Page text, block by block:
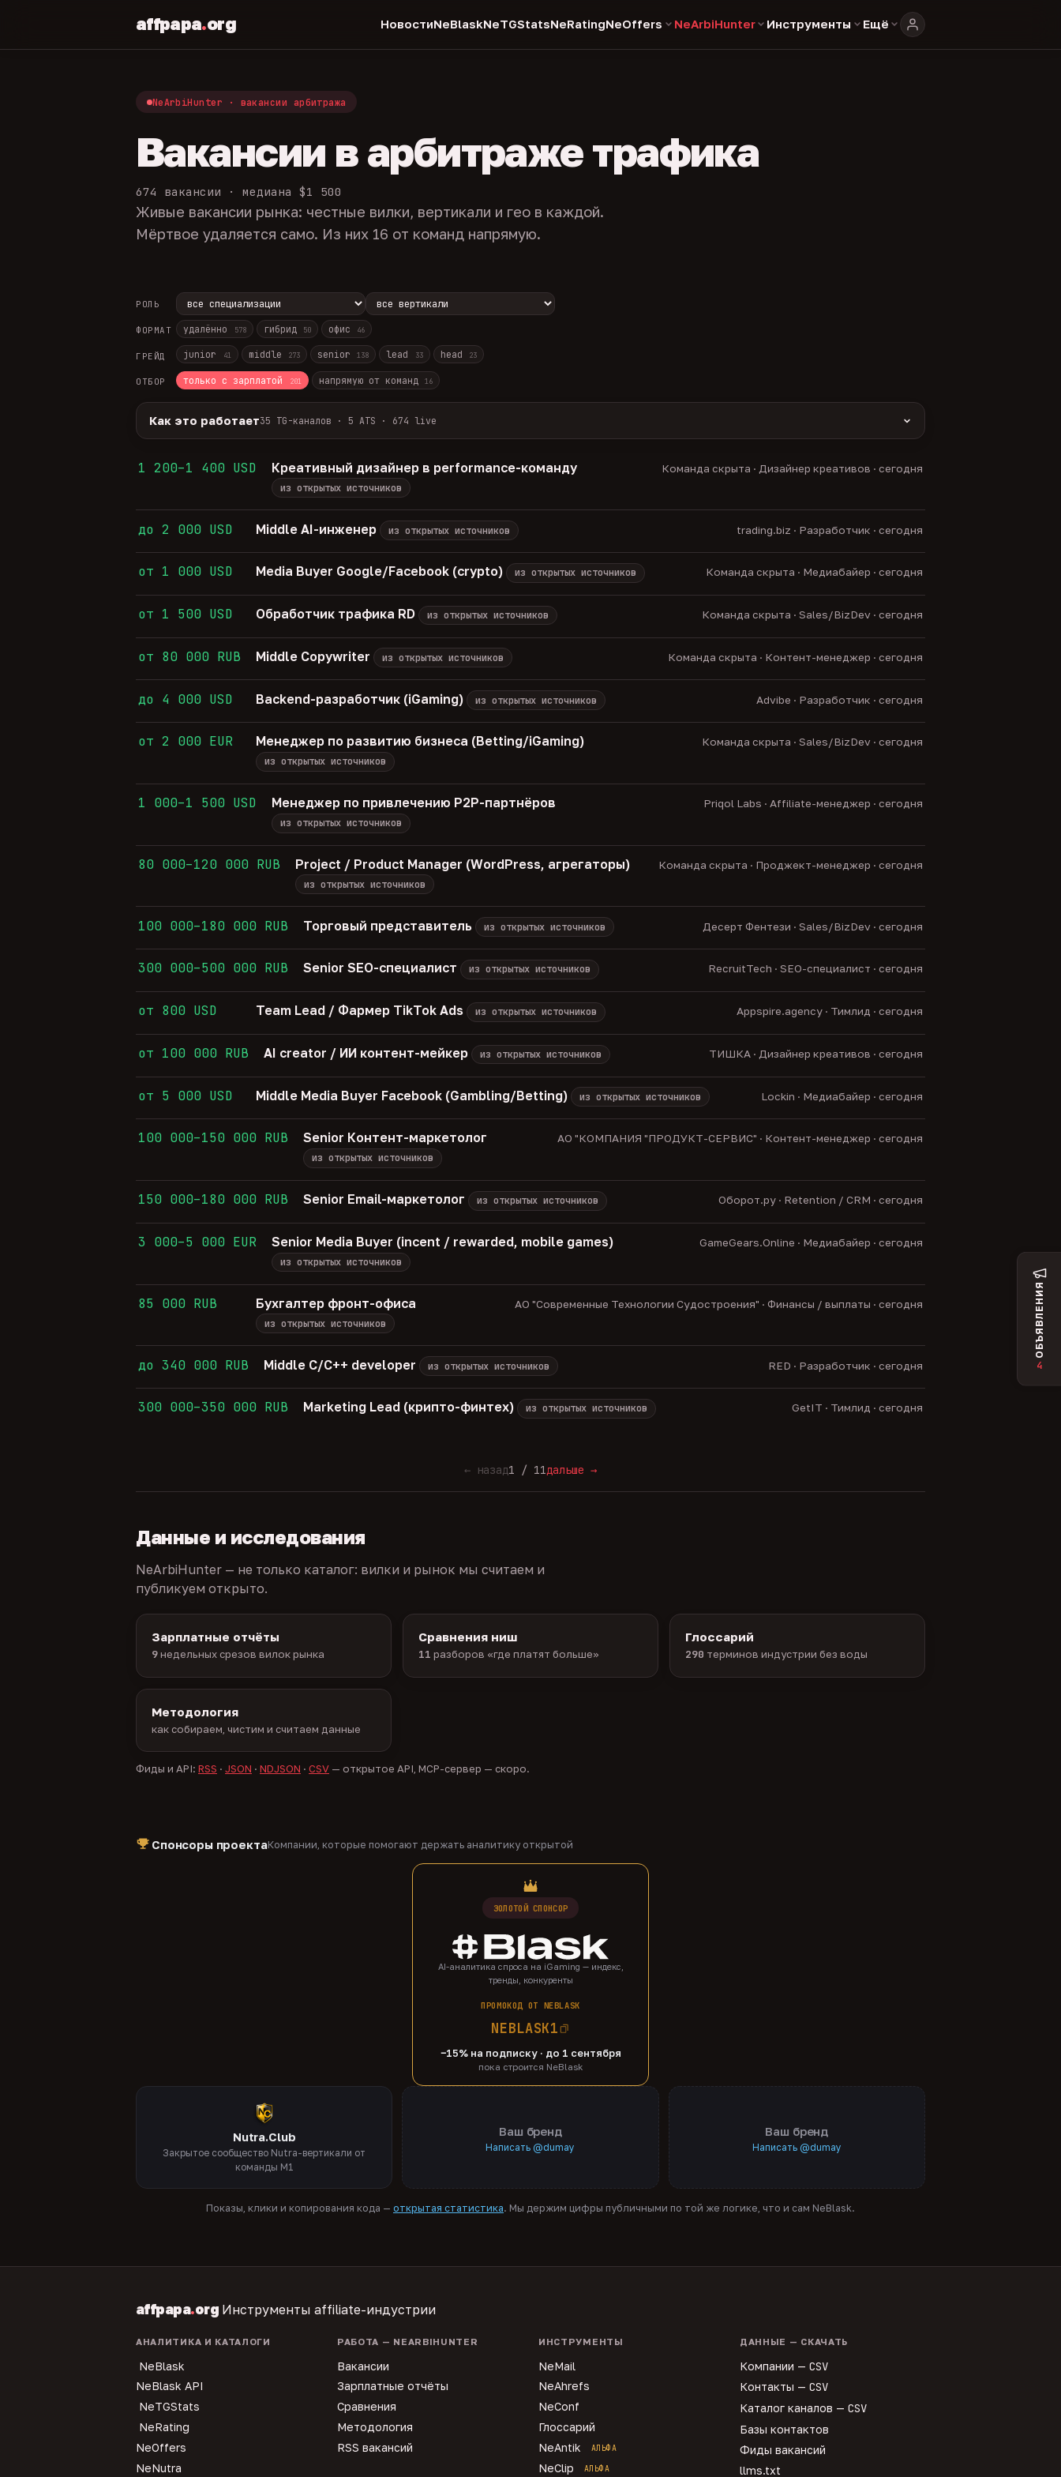
affpapa.org НовостиNeBlaskNeTGStatsNeRatingNeOffers NeArbiHunter Инструменты Ещё
NeArbiHunter · вакансии арбитража
Вакансии в арбитраже трафика
674 вакансии · медиана $1 500
Живые вакансии рынка: честные вилки, вертикали и гео в каждой.
Мёртвое удаляется само. Из них 16 от команд напрямую.
РОЛЬ
ФОРМАТ удалённо 578 гибрид 50 офис 46
ГРЕЙД junior 41 middle 273 senior 138 lead 33 head 23
ОТБОР только с зарплатой 201 напрямую от команд 16
Как это работает35 TG-каналов · 5 ATS · 674 live
Разбор:нейронка разбирает сырец каждые 30 минут — роль, вертикаль, формат, вилка, грейд.
без предоплат и взносов, без обещаний гарантированного дохода, без увода в сторонние боты.
протухшее удаляется автоматически через 30 дней.
ATS-площадок · вакансии live —методология
1 200–1 400 USD Креативный дизайнер в performance-команду
из открытых источников
Команда скрыта · Дизайнер креативов · сегодня
до 2 000 USD Middle AI-инженер из открытых источников trading.biz · Разработчик · сегодня
от 1 000 USD Media Buyer Google/Facebook (crypto) из открытых источников Команда скрыта · Медиабайер · сегодня
от 1 500 USD Обработчик трафика RD из открытых источников Команда скрыта · Sales/BizDev · сегодня
от 80 000 RUB Middle Copywriter из открытых источников Команда скрыта · Контент-менеджер · сегодня
до 4 000 USD Backend-разработчик (iGaming) из открытых источников Advibe · Разработчик · сегодня
от 2 000 EUR Менеджер по развитию бизнеса (Betting/iGaming)
из открытых источников
Команда скрыта · Sales/BizDev · сегодня
1 000–1 500 USD Менеджер по привлечению P2P-партнёров
из открытых источников
Priqol Labs · Affiliate-менеджер · сегодня
80 000–120 000 RUB Project / Product Manager (WordPress, агрегаторы)
из открытых источников
Команда скрыта · Проджект-менеджер · сегодня
100 000–180 000 RUB Торговый представитель из открытых источников Десерт Фентези · Sales/BizDev · сегодня
300 000–500 000 RUB Senior SEO-специалист из открытых источников RecruitTech · SEO-специалист · сегодня
от 800 USD Team Lead / Фармер TikTok Ads из открытых источников Appspire.agency · Тимлид · сегодня
от 100 000 RUB AI creator / ИИ контент-мейкер из открытых источников ТИШКА · Дизайнер креативов · сегодня
от 5 000 USD Middle Media Buyer Facebook (Gambling/Betting) из открытых источников Lockin · Медиабайер · сегодня
100 000–150 000 RUB Senior Контент-маркетолог
из открытых источников
АО "КОМПАНИЯ "ПРОДУКТ-СЕРВИС" · Контент-менеджер · сегодня
150 000–180 000 RUB Senior Email-маркетолог из открытых источников Оборот.ру · Retention / CRM · сегодня
3 000–5 000 EUR Senior Media Buyer (incent / rewarded, mobile games)
из открытых источников
GameGears.Online · Медиабайер · сегодня
85 000 RUB Бухгалтер фронт-офиса
из открытых источников
АО "Современные Технологии Судостроения" · Финансы / выплаты · сегодня
до 340 000 RUB Middle C/C++ developer из открытых источников RED · Разработчик · сегодня
300 000–350 000 RUB Marketing Lead (крипто-финтех) из открытых источников GetIT · Тимлид · сегодня
← назад1 / 11дальше →
Данные и исследования
NeArbiHunter — не только каталог: вилки и рынок мы считаем и
публикуем открыто.
Зарплатные отчёты
9недельных срезов вилок рынка
Сравнения ниш
11 разборов «где платят больше»
Глоссарий
290 терминов индустрии без воды
Методология
как собираем, чистим и считаем данные
Фиды и API: RSS · JSON · NDJSON · CSV — открытое API, MCP-сервер — скоро.
ОБЪЯВЛЕНИЯ
4
Спонсоры проектаКомпании, которые помогают держать аналитику открытой
ЗОЛОТОЙ СПОНСОР
AI-аналитика спроса на iGaming — индекс,
тренды, конкуренты
ПРОМОКОД ОТ NEBLASK
NEBLASK1
−15% на подписку · до 1 сентября
пока строится NeBlask
Nutra.Club
Закрытое сообщество Nutra-вертикали от
команды M1
Ваш бренд
Написать @dumay
Ваш бренд
Написать @dumay
Показы, клики и копирования кода — открытая статистика. Мы держим цифры публичными по той же логике, что и сам NeBlask.
affpapa.org Инструменты affiliate-индустрии
АНАЛИТИКА И КАТАЛОГИ
NeBlask
NeBlask API
NeTGStats
NeRating
NeOffers
NeNutra
РАБОТА — NEARBIHUNTER
Вакансии
Зарплатные отчёты
Сравнения
Методология
RSS вакансий
ИНСТРУМЕНТЫ
NeMail
NeAhrefs
NeConf
Глоссарий
NeAntik
АЛЬФА
NeClip АЛЬФА
ДАННЫЕ — СКАЧАТЬ
Компании — CSV
Контакты — CSV
Каталог каналов — CSV
Базы контактов
Фиды вакансий
llms.txt